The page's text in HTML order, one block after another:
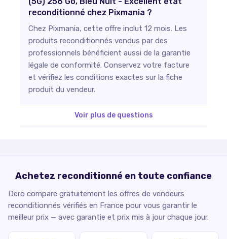
reconditionné chez Pixmania ?
Chez Pixmania, cette offre inclut 12 mois. Les
produits reconditionnés vendus par des
professionnels bénéficient aussi de la garantie
légale de conformité. Conservez votre facture
et vérifiez les conditions exactes sur la fiche
produit du vendeur.
Voir plus de questions
Achetez reconditionné en toute confiance
Dero compare gratuitement les offres de vendeurs
reconditionnés vérifiés en France pour vous garantir le
meilleur prix — avec garantie et prix mis à jour chaque jour.